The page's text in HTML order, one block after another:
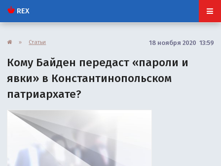
REX
» Статьи 18 ноября 2020 13:59
Кому Байден передаст «пароли и
явки» в Константинопольском
патриархате?